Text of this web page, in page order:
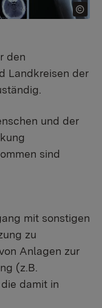
den
Landkreisen der
und der
sind
mit sonstigen
zu
Anlagen zur
(z.B.
damit in